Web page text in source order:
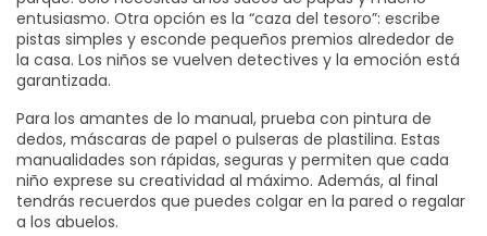
entusiasmo. Otra opción es la “caza del tesoro”: escribe
pistas simples y esconde pequeños premios alrededor de
la casa. Los niños se vuelven detectives y la emoción está
garantizada.
Para los amantes de lo manual, prueba con pintura de
dedos, máscaras de papel o pulseras de plastilina. Estas
manualidades son rápidas, seguras y permiten que cada
niño exprese su creatividad al máximo. Además, al final
tendrás recuerdos que puedes colgar en la pared o regalar
a los abuelos.